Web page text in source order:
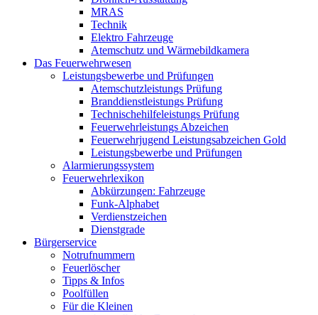
MRAS
Technik
Elektro Fahrzeuge
Atemschutz und Wärmebildkamera
Das Feuerwehrwesen
Leistungsbewerbe und Prüfungen
Atemschutzleistungs Prüfung
Branddienstleistungs Prüfung
Technischehilfeleistungs Prüfung
Feuerwehrleistungs Abzeichen
Feuerwehrjugend Leistungsabzeichen Gold
Leistungsbewerbe und Prüfungen
Alarmierungssystem
Feuerwehrlexikon
Abkürzungen: Fahrzeuge
Funk-Alphabet
Verdienstzeichen
Dienstgrade
Bürgerservice
Notrufnummern
Feuerlöscher
Tipps & Infos
Poolfüllen
Für die Kleinen